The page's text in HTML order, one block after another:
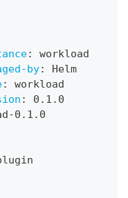
:
workload
by:
Helm
:
workload
:
0.1.0
-0.1.0